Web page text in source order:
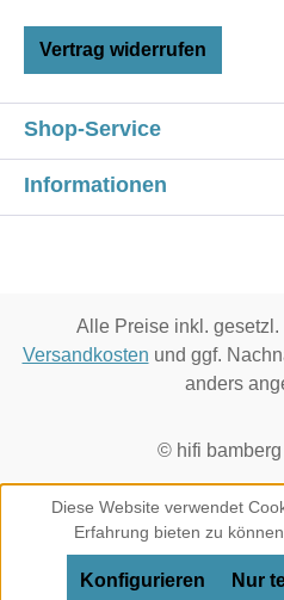
Vertrag widerrufen
Shop-Service
Informationen
Alle Preise inkl.
Versandkosten und ggf.
anders
© hifi
Diese Website verwendet
Erfahrung bieten zu können.
Nur
Konfigurieren